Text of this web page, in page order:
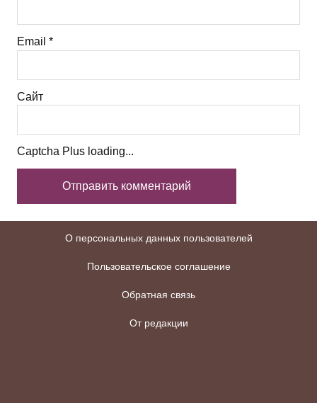
Email *
Сайт
Captcha Plus loading...
О персональных данных пользователей
Пользовательское соглашение
Обратная связь
От редакции